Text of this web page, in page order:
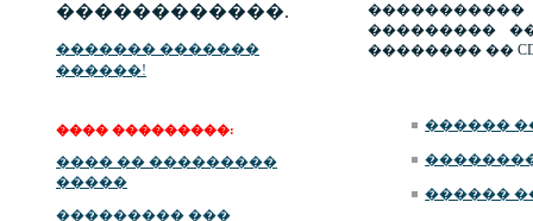
������������.
������� �������
������!
���� ���������:
���� �� ���������
�����
��������� ���
���������
�������� ��
������
������